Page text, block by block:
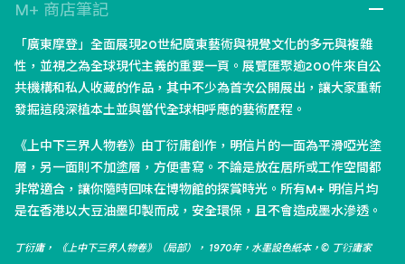
M+ 商店筆記
「廣東摩登」全面展現20世紀廣東藝術與視覺文化的多元與複雜
性，並視之為全球現代主義的重要一頁。展覽匯聚逾200件來自公
共機構和私人收藏的作品，其中不少為首次公開展出，讓大家重新
發掘這段深植本土並與當代全球相呼應的藝術歷程。
《上中下三界人物卷》由丁衍庸創作，明信片的一面為平滑啞光塗
層，另一面則不加塗層，方便書寫。不論是放在居所或工作空間都
非常適合，讓你隨時回味在博物館的探賞時光。所有M+ 明信片均
是在香港以大豆油墨印製而成，安全環保，且不會造成墨水滲透。
丁衍庸， 《上中下三界人物卷》（局部）， 1970年，水墨設色紙本，© 丁𧗠庸家